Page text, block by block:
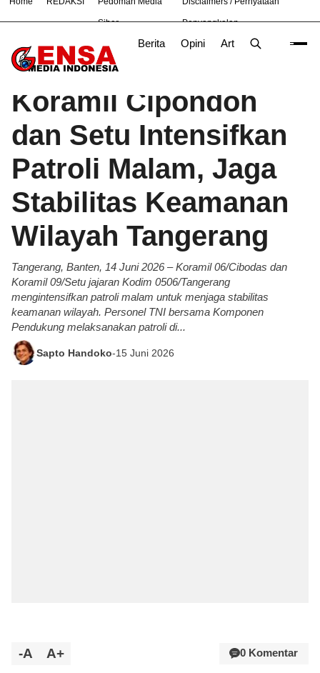
Siber Penyangkalan
Berita Opini Artikel
# Bandung Bekasi Nasional News TNI
Beranda/Berita
Koramil Cipondoh
dan Setu Intensifkan
Patroli Malam, Jaga
Stabilitas Keamanan
Wilayah Tangerang
Tangerang, Banten, 14 Juni 2026 – Koramil 06/Cibodas dan
Koramil 09/Setu jajaran Kodim 0506/Tangerang
mengintensifkan patroli malam untuk menjaga stabilitas
keamanan wilayah. Personel TNI bersama Komponen
Pendukung melaksanakan patroli di...
Sapto Handoko-15 Juni 2026
-A A+ 0 Komentar